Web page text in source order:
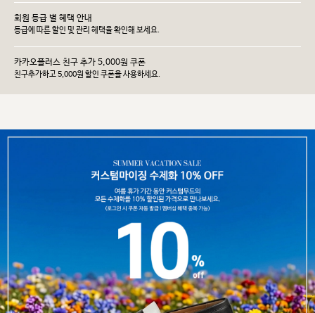
회원 등급 별 혜택 안내
등급에 따른 할인 및 관리 헤택을 확인해 보세요.
카카오플러스 친구 추가 5,000원 쿠폰
친구추가하고 5,000원 할인 쿠폰을 사용하세요.